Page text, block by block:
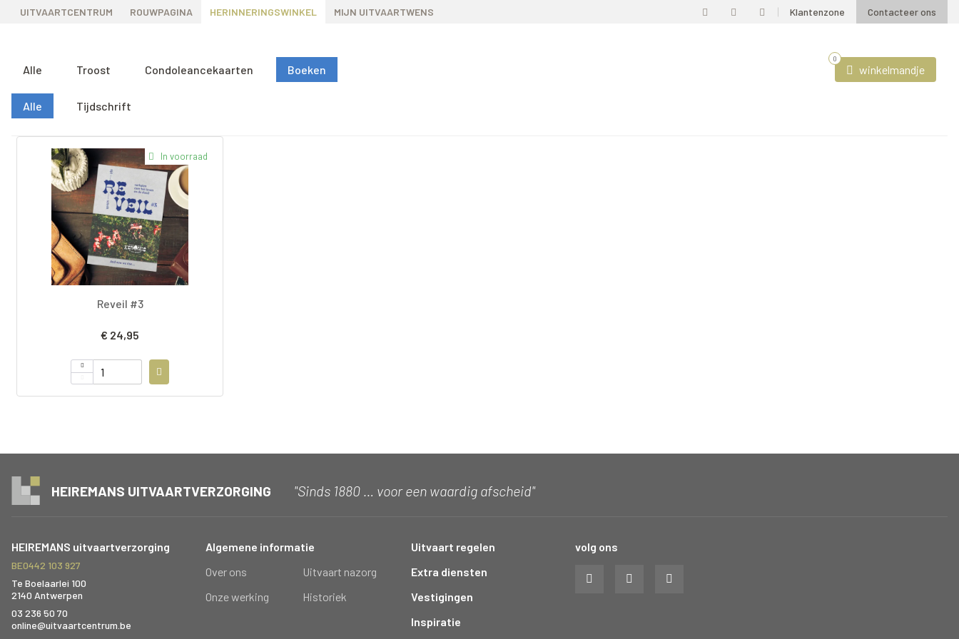
UITVAARTCENTRUM ROUWPAGINA HERINNERINGSWINKEL MIJN UITVAARTWENS Klantenzone Contacteer ons
Alle Troost Condoleancekaarten Boeken
Alle Tijdschrift
winkelmandje
0
In voorraad
Reveil #3
€ 24,95
HEIREMANS UITVAARTVERZORGING "Sinds 1880 … voor een waardig afscheid"
HEIREMANS uitvaartverzorging
BE0442 103 927
Te Boelaarlei 100
2140 Antwerpen
03 236 50 70
online@uitvaartcentrum.be
Algemene informatie
Over ons
Uitvaart nazorg
Onze werking
Historiek
Uitvaart regelen
Extra diensten
Vestigingen
Inspiratie
volg ons